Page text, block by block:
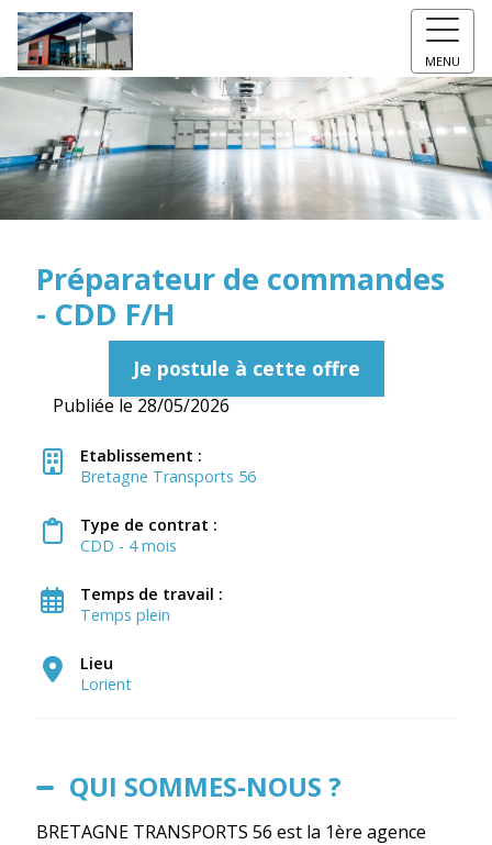
MENU
Préparateur de commandes
- CDD F/H
Je postule à cette offre
Publiée le 28/05/2026
Etablissement :
Bretagne Transports 56
Type de contrat :
CDD - 4 mois
Temps de travail :
Temps plein
Lieu
Lorient
QUI SOMMES-NOUS ?
BRETAGNE TRANSPORTS 56 est la 1ère agence